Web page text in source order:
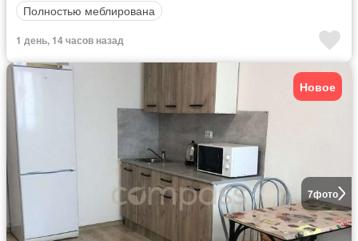
Полностью меблирована
1 день, 14 часов назад
7фото
Новое